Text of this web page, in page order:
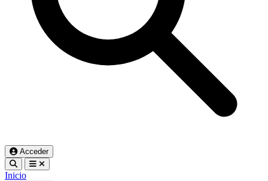
Acceder
Inicio